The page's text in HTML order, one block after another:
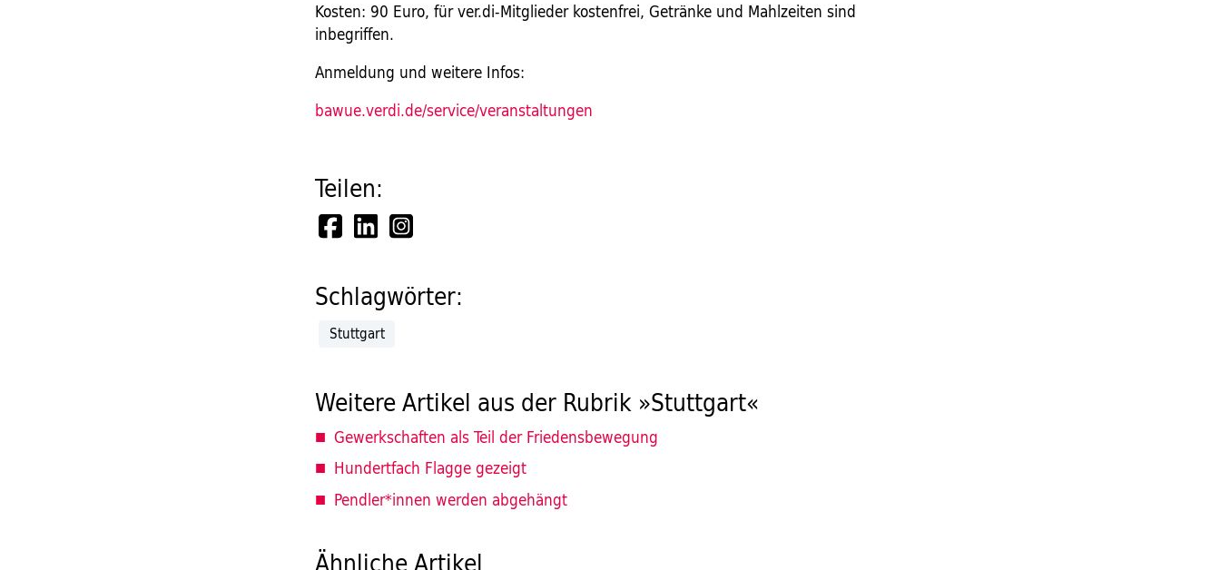
Kosten: 90 Euro, für ver.di-Mitglieder kostenfrei, Getränke und Mahlzeiten sind
inbegriffen.
Anmeldung und weitere Infos:
bawue.verdi.de/service/veranstaltungen
Teilen:
Schlagwörter:
Stuttgart
Weitere Artikel aus der Rubrik »Stuttgart«
Gewerkschaften als Teil der Friedensbewegung
Hundertfach Flagge gezeigt
Pendler*innen werden abgehängt